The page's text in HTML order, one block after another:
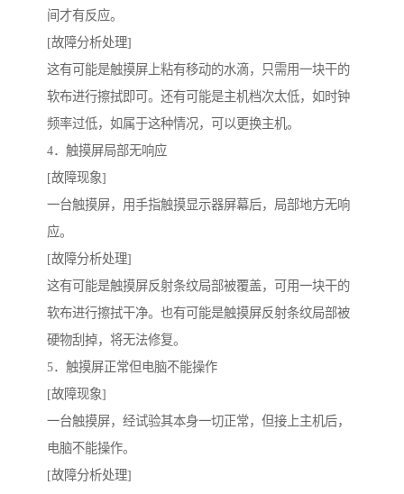
间才有反应。
[故障分析处理]
这有可能是触摸屏上粘有移动的水滴，只需用一块干的
软布进行擦拭即可。还有可能是主机档次太低，如时钟
频率过低，如属于这种情况，可以更换主机。
4．触摸屏局部无响应
[故障现象]
一台触摸屏，用手指触摸显示器屏幕后，局部地方无响
应。
[故障分析处理]
这有可能是触摸屏反射条纹局部被覆盖，可用一块干的
软布进行擦拭干净。也有可能是触摸屏反射条纹局部被
硬物刮掉，将无法修复。
5．触摸屏正常但电脑不能操作
[故障现象]
一台触摸屏，经试验其本身一切正常，但接上主机后，
电脑不能操作。
[故障分析处理]